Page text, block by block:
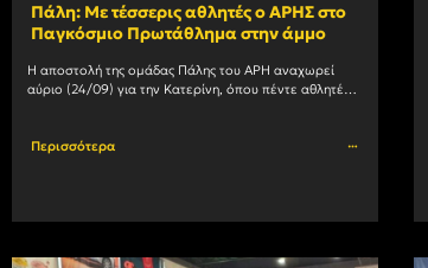
Πάλη: Με τέσσερις αθλητές ο ΑΡΗΣ στο
Παγκόσμιο Πρωτάθλημα στην άμμο
Η αποστολή της ομάδας Πάλης του ΑΡΗ αναχωρεί
αύριο (24/09) για την Κατερίνη, όπου πέντε αθλητές
Περισσότερα